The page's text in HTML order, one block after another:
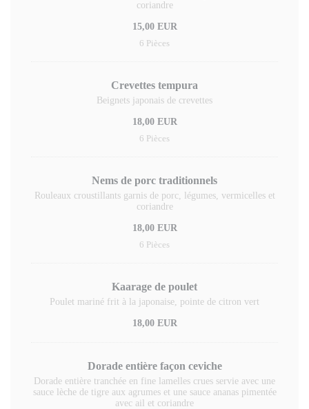
coriandre
15,00 EUR
6 Pièces
Crevettes tempura
Beignets japonais de crevettes
18,00 EUR
6 Pièces
Nems de porc traditionnels
Rouleaux croustillants garnis de porc, légumes, vermicelles et
coriandre
18,00 EUR
6 Pièces
Kaarage de poulet
Poulet mariné frit à la japonaise, pointe de citron vert
18,00 EUR
Dorade entière façon ceviche
Dorade entière tranchée en fine lamelles crues servie avec une
sauce lèche de tigre aux agrumes et une sauce ananas pimentée
avec ail et coriandre